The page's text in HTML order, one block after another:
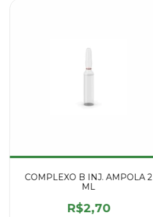
COMPLEXO B INJ. AMPOLA 2
ML
R$2,70